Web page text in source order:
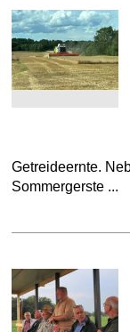
Getreideernte.
Sommergerste ...